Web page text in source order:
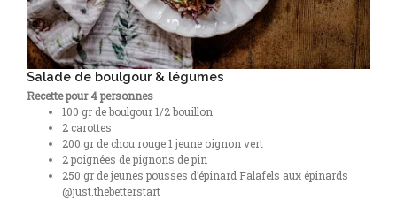
Salade de boulgour & légumes
Recette pour 4 personnes
100 gr de boulgour 1/2 bouillon
2 carottes
200 gr de chou rouge 1 jeune oignon vert
2 poignées de pignons de pin
250 gr de jeunes pousses d’épinard Falafels aux épinards
@just.thebetterstart